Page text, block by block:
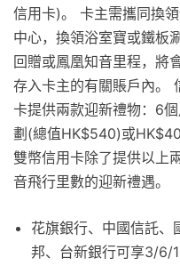
信用卡)。 卡主需攜同換
中心，換領浴室寶或鐵板
回贈或鳳凰知音里程，將
存入卡主的有關賬戶內。
卡提供兩款迎新禮物：6
劃(總值HK$540)或
雙幣信用卡除了提供以上
音飛行里數的迎新禮遇。
花旗銀行、中國信託、
邦、台新銀行可享3/6/